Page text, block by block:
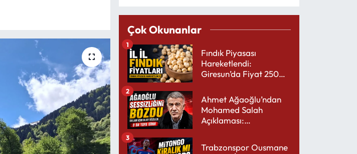
Çok Okunanlar
Fındık Piyasası
Hareketlendi:
Giresun’da Fiyat 250
1
Ahmet Ağaoğlu’ndan
Mohamed Salah
Açıklaması:
Yakışır
2
Trabzonspor Ousmane
3